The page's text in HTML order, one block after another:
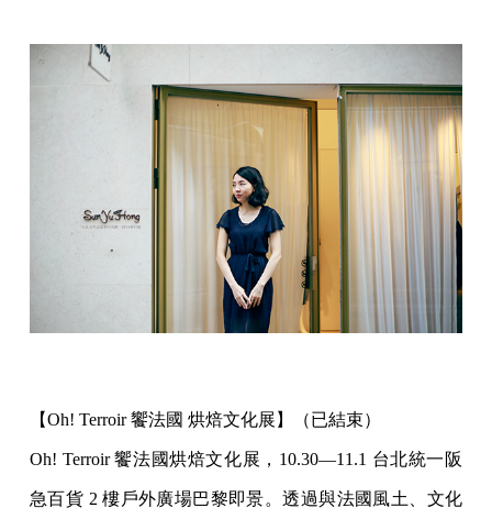
【Oh! Terroir 饗法國 烘焙文化展】（已結束）
Oh! Terroir 饗法國烘焙文化展，10.30—11.1 台北統一阪
急百貨 2 樓戶外廣場巴黎即景。透過與法國風土、文化